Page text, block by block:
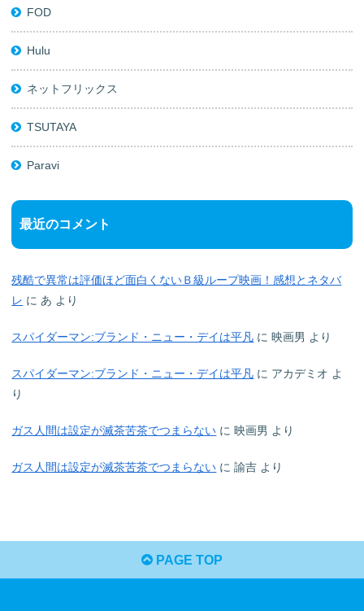
FOD
Hulu
ネットフリックス
TSUTAYA
Paravi
最近のコメント
残酷で異常は評価ほど面白くないＢ級ループ映画！感想とネタバ
レ に あ より
スパイダーマン:ブランド・ニュー・デイは平凡 に映画男 より
スパイダーマン:ブランド・ニュー・デイは平凡 に アカデミオ よ
り
ガス人間は設定が滅茶苦茶でつまらない に映画男 より
ガス人間は設定が滅茶苦茶でつまらない に諭吉 より
PAGE TOP